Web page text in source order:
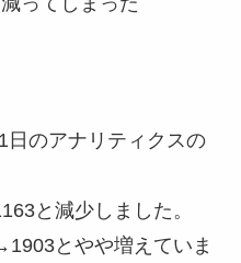
のアナリティクスの
と減少しました。
とやや増えていま